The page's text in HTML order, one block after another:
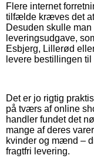
Flere internet
tilfælde kræves det at
Desuden skulle
leveringsudgave,
Esbjerg, Lillerød
levere bestillingen
Det er jo rigtig
på tværs af online
handler fundet det
mange af deres
kvinder og mænd –
fragtfri levering.